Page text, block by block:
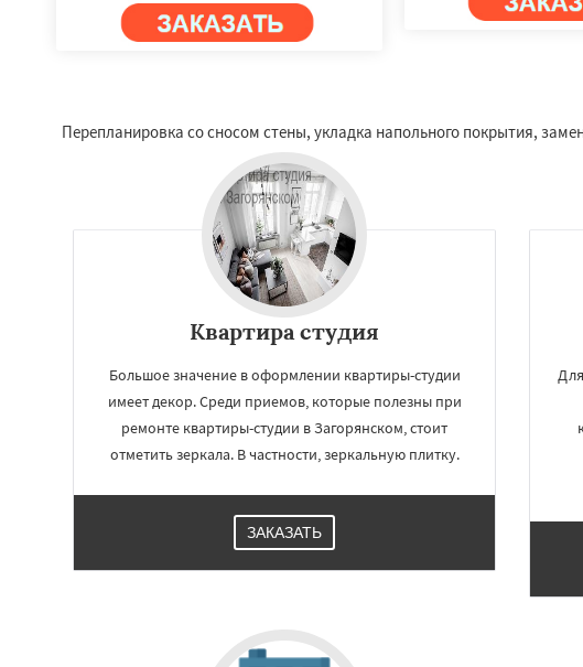
Лесной Лесной Городок
Малаховка
Перепланировка со сносом стены, укладка напольного покрытия,
Квартира студия
Большое значение в оформлении квартиры-студии
имеет декор. Среди приемов, которые полезны при
ремонте квартиры-студии в Загорянском, стоит
отметить зеркала. В частности, зеркальную плитку.
ЗАКАЗАТЬ